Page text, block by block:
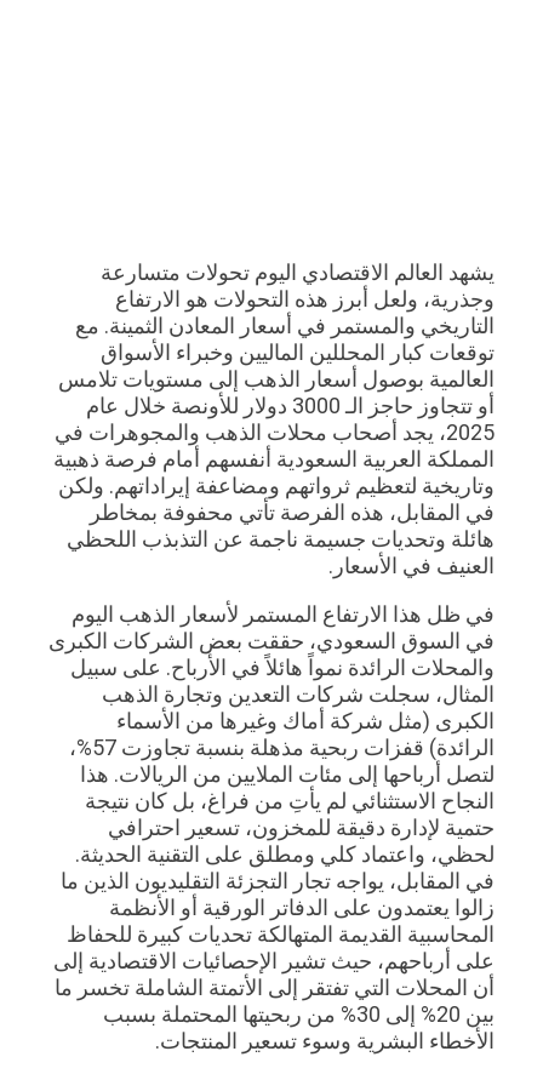
يشهد العالم الاقتصادي اليوم تحولات متسارعة
وجذرية، ولعل أبرز هذه التحولات هو الارتفاع
التاريخي والمستمر في أسعار المعادن الثمينة. مع
توقعات كبار المحللين الماليين وخبراء الأسواق
العالمية بوصول أسعار الذهب إلى مستويات تلامس
أو تتجاوز حاجز الـ 3000 دولار للأونصة خلال عام
2025، يجد أصحاب محلات الذهب والمجوهرات في
المملكة العربية السعودية أنفسهم أمام فرصة ذهبية
وتاريخية لتعظيم ثرواتهم ومضاعفة إيراداتهم. ولكن
في المقابل، هذه الفرصة تأتي محفوفة بمخاطر
هائلة وتحديات جسيمة ناجمة عن التذبذب اللحظي
العنيف في الأسعار.
في ظل هذا الارتفاع المستمر لأسعار الذهب اليوم
في السوق السعودي، حققت بعض الشركات الكبرى
والمحلات الرائدة نمواً هائلاً في الأرباح. على سبيل
المثال، سجلت شركات التعدين وتجارة الذهب
الكبرى (مثل شركة أماك وغيرها من الأسماء
الرائدة) قفزات ربحية مذهلة بنسبة تجاوزت 57%،
لتصل أرباحها إلى مئات الملايين من الريالات. هذا
النجاح الاستثنائي لم يأتِ من فراغ، بل كان نتيجة
حتمية لإدارة دقيقة للمخزون، تسعير احترافي
لحظي، واعتماد كلي ومطلق على التقنية الحديثة.
في المقابل، يواجه تجار التجزئة التقليديون الذين ما
زالوا يعتمدون على الدفاتر الورقية أو الأنظمة
المحاسبية القديمة المتهالكة تحديات كبيرة للحفاظ
على أرباحهم، حيث تشير الإحصائيات الاقتصادية إلى
أن المحلات التي تفتقر إلى الأتمتة الشاملة تخسر ما
بين 20% إلى 30% من ربحيتها المحتملة بسبب
الأخطاء البشرية وسوء تسعير المنتجات.